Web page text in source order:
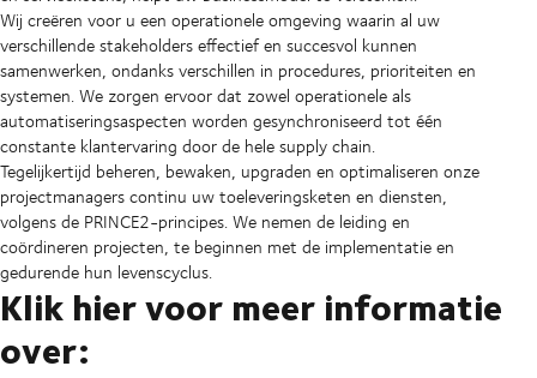
Wij creëren voor u een operationele omgeving waarin al uw
verschillende stakeholders effectief en succesvol kunnen
samenwerken, ondanks verschillen in procedures, prioriteiten en
systemen. We zorgen ervoor dat zowel operationele als
automatiseringsaspecten worden gesynchroniseerd tot één
constante klantervaring door de hele supply chain.
Tegelijkertijd beheren, bewaken, upgraden en optimaliseren onze
projectmanagers continu uw toeleveringsketen en diensten,
volgens de PRINCE2-principes. We nemen de leiding en
coördineren projecten, te beginnen met de implementatie en
gedurende hun levenscyclus.
Klik hier voor meer informatie
over: